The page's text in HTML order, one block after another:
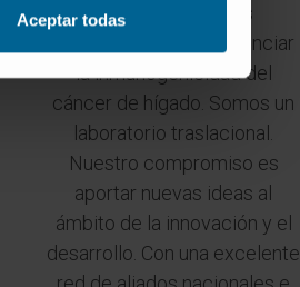
Aceptar todasDesarrollar nuevas
herramientas para potenciar
la inmunogenicidad del
cáncer de hígado. Somos un
laboratorio traslacional.
Nuestro compromiso es
aportar nuevas ideas al
ámbito de la innovación y el
desarrollo. Con una excelente